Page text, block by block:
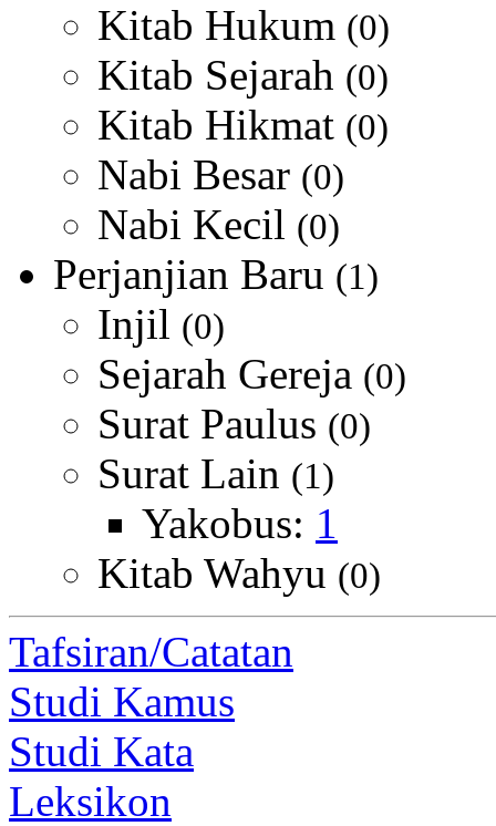
Kitab Hukum (0)
Kitab Sejarah (0)
Kitab Hikmat (0)
Nabi Besar (0)
Nabi Kecil (0)
Perjanjian Baru (1)
Injil (0)
Sejarah Gereja (0)
Surat Paulus (0)
Surat Lain (1)
Yakobus: 1
Kitab Wahyu (0)
Tafsiran/Catatan
Studi Kamus
Studi Kata
Leksikon